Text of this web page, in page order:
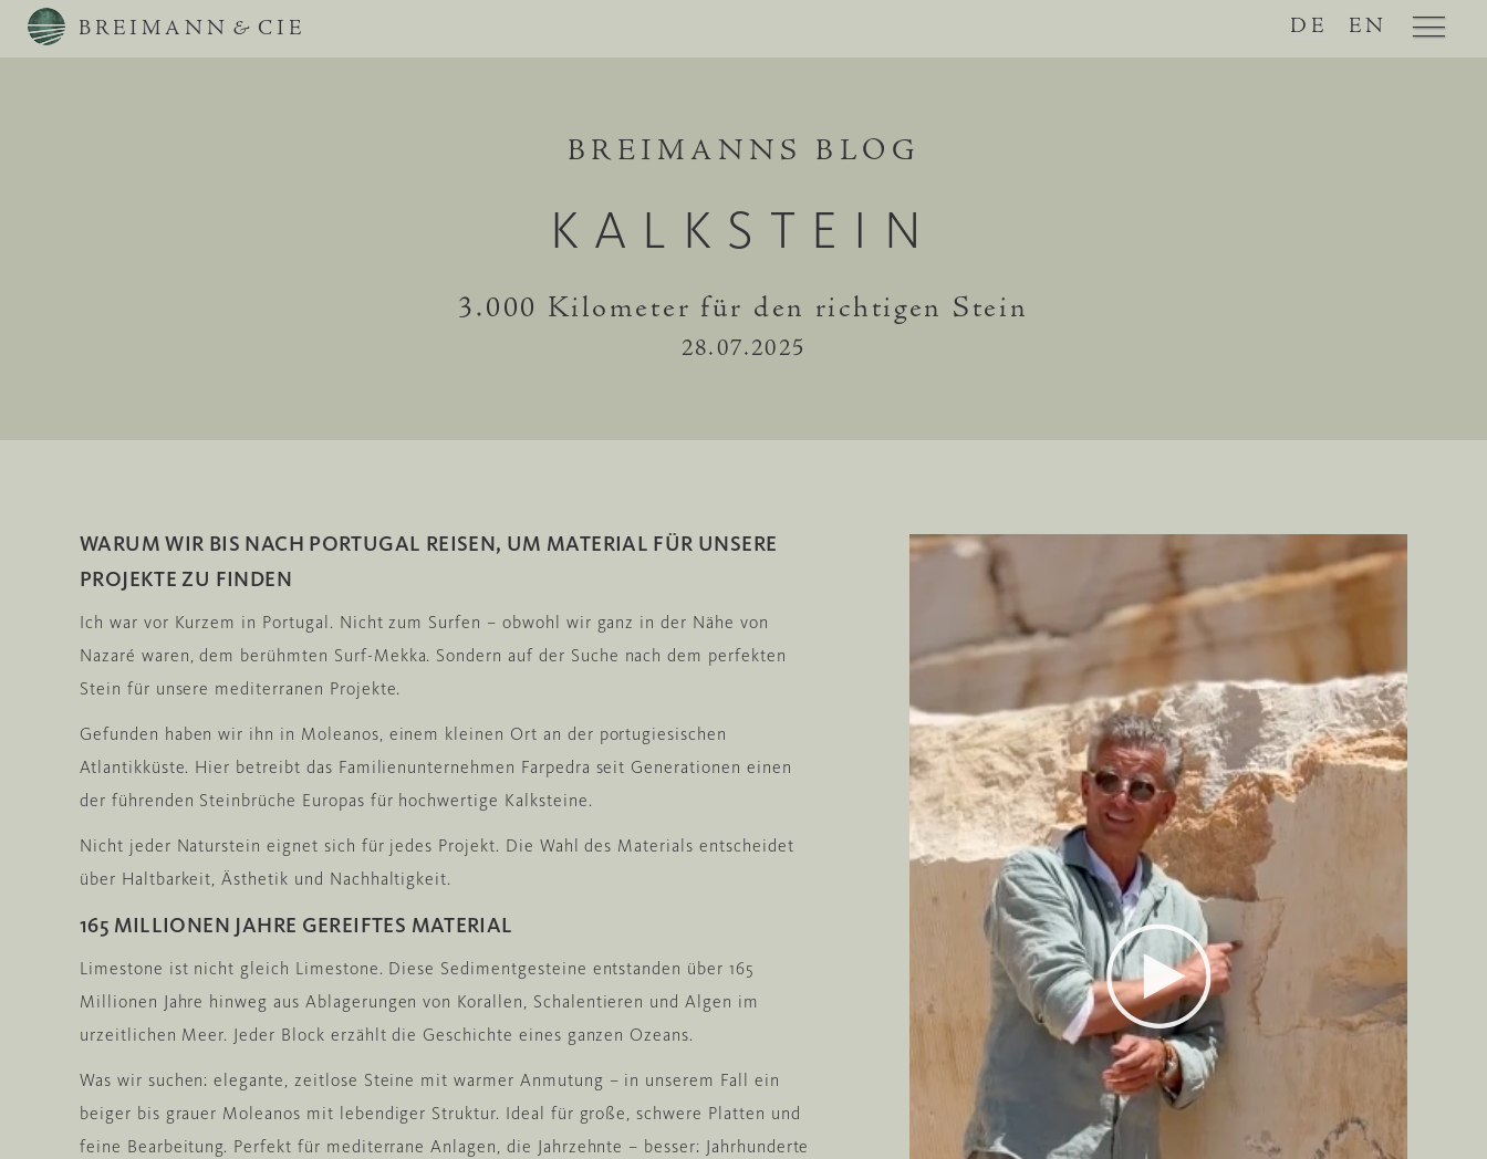
BREIMANN & CIE DE EN
BREIMANNS BLOG
KALKSTEIN
3.000 Kilometer für den richtigen Stein
28.07.2025
WARUM WIR BIS NACH PORTUGAL REISEN, UM MATERIAL FÜR UNSERE
PROJEKTE ZU FINDEN
Ich war vor Kurzem in Portugal. Nicht zum Surfen – obwohl wir ganz in der Nähe von
Nazaré waren, dem berühmten Surf-Mekka. Sondern auf der Suche nach dem perfekten
Stein für unsere mediterranen Projekte.
Gefunden haben wir ihn in Moleanos, einem kleinen Ort an der portugiesischen
Atlantikküste. Hier betreibt das Familienunternehmen Farpedra seit Generationen einen
der führenden Steinbrüche Europas für hochwertige Kalksteine.
Nicht jeder Naturstein eignet sich für jedes Projekt. Die Wahl des Materials entscheidet
über Haltbarkeit, Ästhetik und Nachhaltigkeit.
165 MILLIONEN JAHRE GEREIFTES MATERIAL
Limestone ist nicht gleich Limestone. Diese Sedimentgesteine entstanden über 165
Millionen Jahre hinweg aus Ablagerungen von Korallen, Schalentieren und Algen im
urzeitlichen Meer. Jeder Block erzählt die Geschichte eines ganzen Ozeans.
Was wir suchen: elegante, zeitlose Steine mit warmer Anmutung – in unserem Fall ein
beiger bis grauer Moleanos mit lebendiger Struktur. Ideal für große, schwere Platten und
feine Bearbeitung. Perfekt für mediterrane Anlagen, die Jahrzehnte – besser: Jahrhunderte